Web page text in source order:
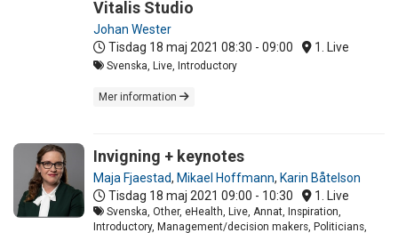
Vitalis Studio
Johan Wester
Tisdag 18 maj 2021 08:30 - 09:00 1. Live
Svenska, Live, Introductory
Mer information
Invigning + keynotes
Maja Fjaestad, Mikael Hoffmann, Karin Båtelson
Tisdag 18 maj 2021 09:00 - 10:30 1. Live
Svenska, Other, eHealth, Live, Annat, Inspiration,
Introductory, Management/decision makers, Politicians,